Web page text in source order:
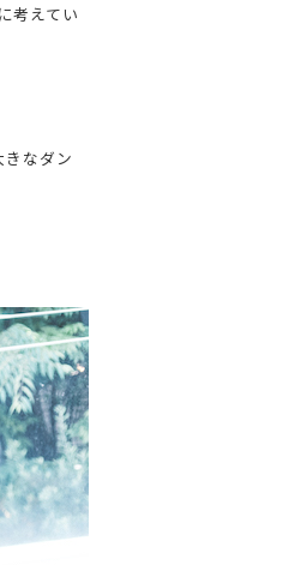
考えてい
なダン